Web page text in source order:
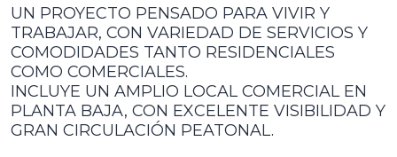
UN PROYECTO PENSADO PARA VIVIR Y
TRABAJAR, CON VARIEDAD DE SERVICIOS Y
COMODIDADES TANTO RESIDENCIALES
COMO COMERCIALES.
INCLUYE UN AMPLIO LOCAL COMERCIAL EN
PLANTA BAJA, CON EXCELENTE VISIBILIDAD Y
GRAN CIRCULACIÓN PEATONAL.